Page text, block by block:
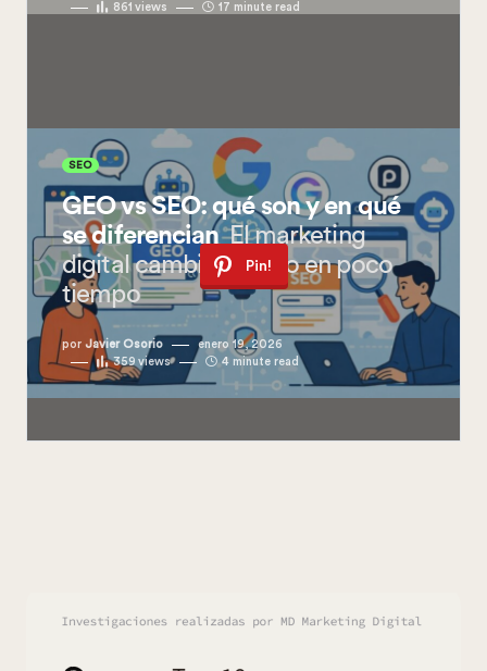
861 views 17 minute read
Pin!
SEO
GEO vs SEO: qué son y en qué
se diferencianEl marketing
digital cambió mucho en poco
tiempo
por Javier Osorio
enero 19, 2026
359 views 4 minute read